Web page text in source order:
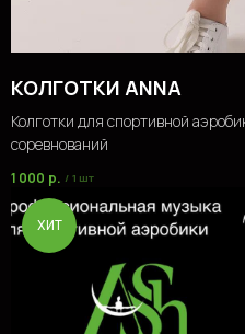
КОЛГОТКИ ANNA
Колготки для спортивной
соревнований
1 000 р. / 1 шт
ХИТ